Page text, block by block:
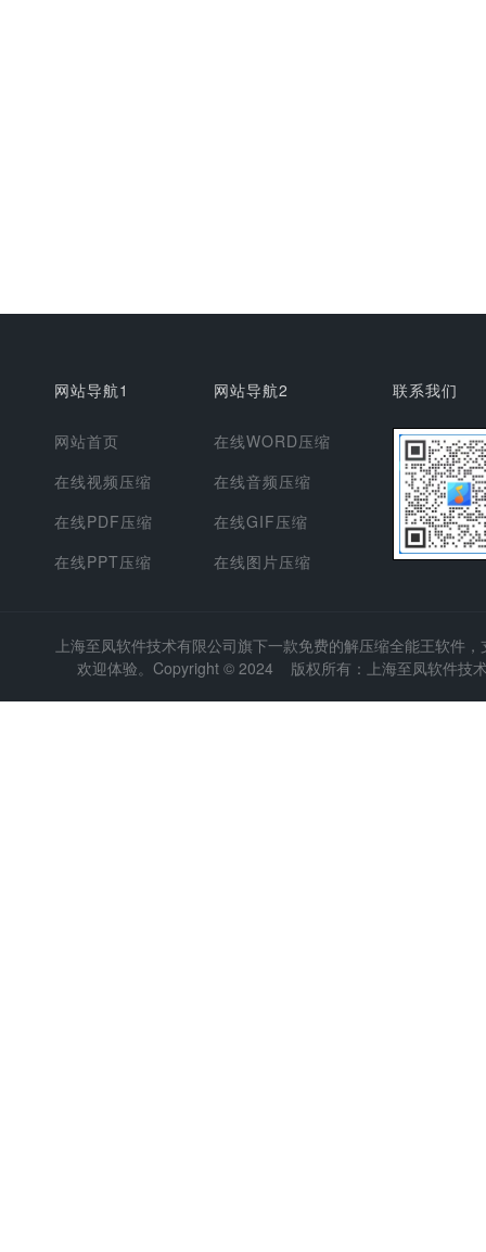
网站导航1
网站首页
在线视频压缩
在线PDF压缩
在线PPT压缩
网站导航2
在线WORD压缩
在线音频压缩
在线GIF压缩
在线图片压缩
联系我们
上海至凤软件技术有限公司旗下一款免费的解压缩全能王软件
欢迎体验。Copyright © 2024 版权所有：上海至凤软件技